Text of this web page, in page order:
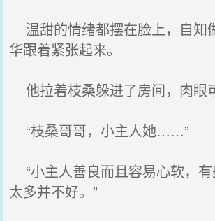
温甜的情绪都摆在脸上，自知
华跟着紧张起来。
他拉着枝桑躲进了房间，肉眼
“枝桑哥哥，小主人她……”
“小主人善良而且容易心软，
太多并不好。”